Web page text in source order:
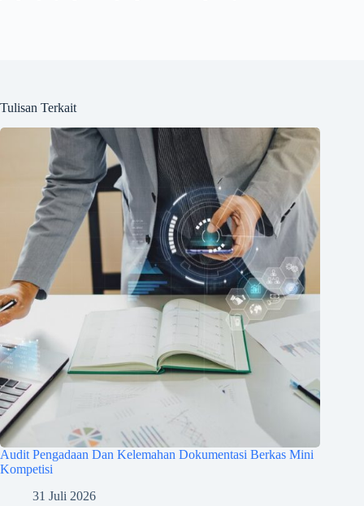
Tulisan Terkait
Audit Pengadaan Dan Kelemahan Dokumentasi Berkas Mini
Kompetisi
31 Juli 2026